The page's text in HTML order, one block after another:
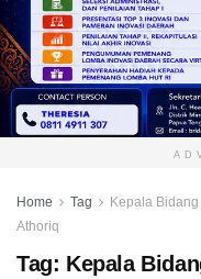
Home Tag
Kepala
Athoriq
Tag: Kepala